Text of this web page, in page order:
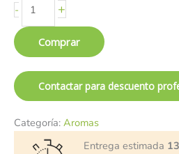
- +
Comprar
Contactar para descuento
Categoría: Aromas
Entrega estimada